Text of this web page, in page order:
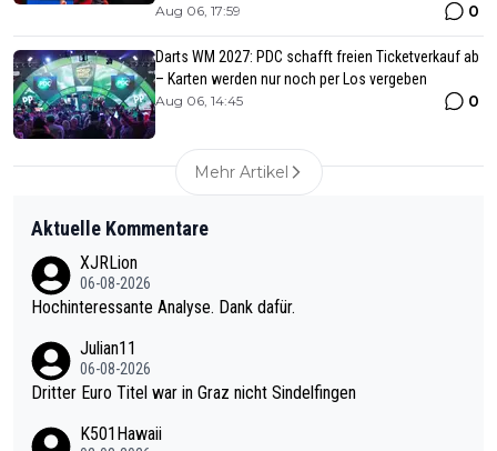
Aug 06, 17:59 0
Darts WM 2027: PDC schafft freien Ticketverkauf ab
– Karten werden nur noch per Los vergeben
Aug 06, 14:45 0
Mehr Artikel
Aktuelle Kommentare
XJRLion
06-08-2026
Hochinteressante Analyse. Dank dafür.
Julian11
06-08-2026
Dritter Euro Titel war in Graz nicht Sindelfingen
K501Hawaii